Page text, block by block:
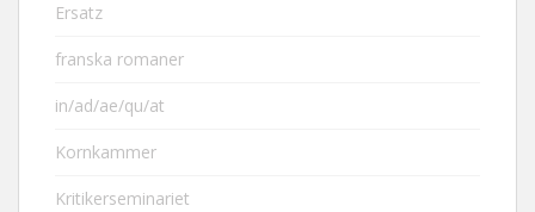
Ersatz
franska romaner
in/ad/ae/qu/at
Kornkammer
Kritikerseminariet